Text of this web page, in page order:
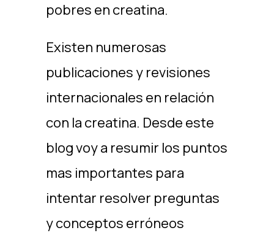
pobres en creatina.
Existen numerosas
publicaciones y revisiones
internacionales en relación
con la creatina. Desde este
blog voy a resumir los puntos
mas importantes para
intentar resolver preguntas
y conceptos erróneos